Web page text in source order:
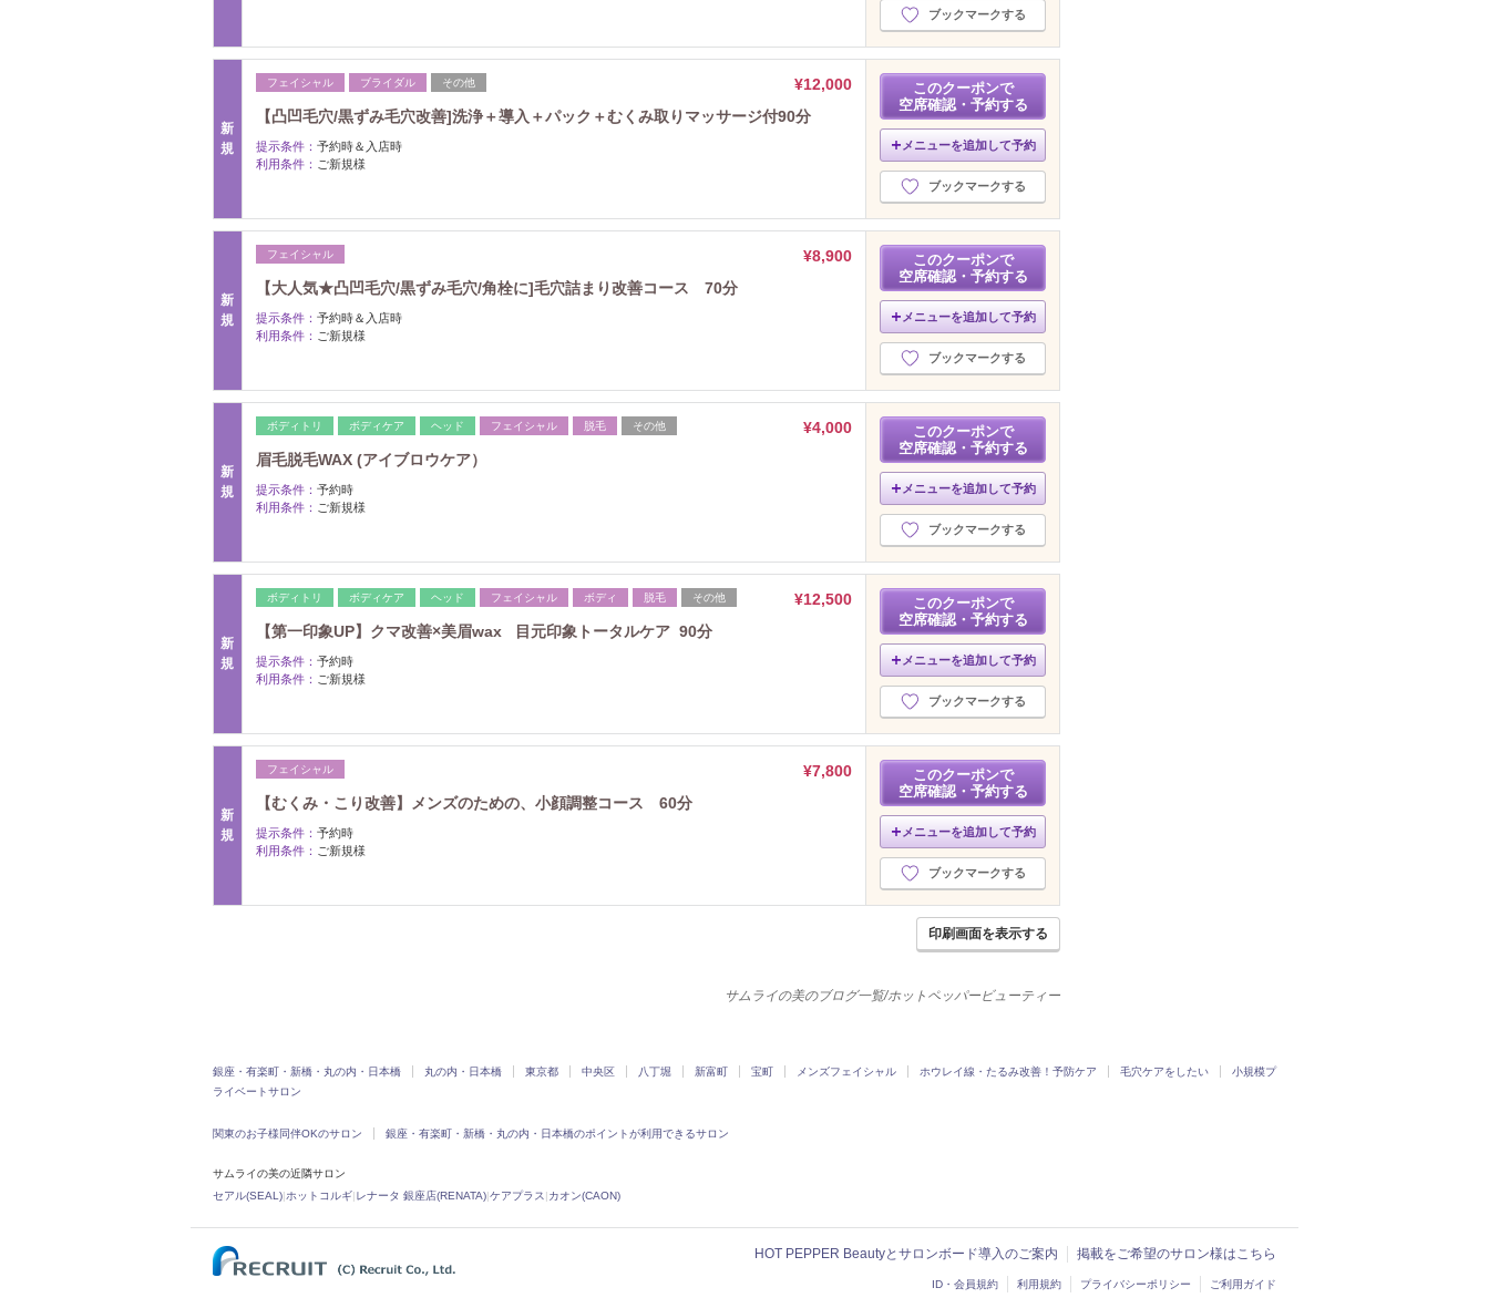
ブックマークする
新
規
フェイシャル ブライダル その他
¥12,000
【凸凹毛穴/黒ずみ毛穴改善]洗浄＋導入＋パック＋むくみ取りマッサージ付90分
提示条件： 予約時＆入店時
利用条件： ご新規様
このクーポンで
空席確認・予約する
メニューを追加して予約
ブックマークする
新
規
フェイシャル
¥8,900
【大人気★凸凹毛穴/黒ずみ毛穴/角栓に]毛穴詰まり改善コース 70分
提示条件： 予約時＆入店時
利用条件： ご新規様
このクーポンで
空席確認・予約する
メニューを追加して予約
ブックマークする
新
規
ボディトリ ボディケア ヘッド フェイシャル 脱毛 その他
¥4,000
眉毛脱毛WAX (アイブロウケア）
提示条件： 予約時
利用条件： ご新規様
このクーポンで
空席確認・予約する
メニューを追加して予約
ブックマークする
新
規
ボディトリ ボディケア ヘッド フェイシャル ボディ 脱毛 その他
¥12,500
【第一印象UP】クマ改善×美眉wax 目元印象トータルケア 90分
提示条件： 予約時
利用条件： ご新規様
このクーポンで
空席確認・予約する
メニューを追加して予約
ブックマークする
新
規
フェイシャル
¥7,800
【むくみ・こり改善】メンズのための、小顔調整コース 60分
提示条件： 予約時
利用条件： ご新規様
このクーポンで
空席確認・予約する
メニューを追加して予約
ブックマークする
印刷画面を表示する
サムライの美のブログ一覧/ホットペッパービューティー
銀座・有楽町・新橋・丸の内・日本橋 丸の内・日本橋 東京都 中央区 八丁堀 新富町 宝町 メンズフェイシャル ホウレイ線・たるみ改善！予防ケア 毛穴ケアをしたい
小規模プ
ライベートサロン
関東のお子様同伴OKのサロン 銀座・有楽町・新橋・丸の内・日本橋のポイントが利用できるサロン
サムライの美の近隣サロン
セアル(SEAL)|ホットコルギ|レナータ 銀座店(RENATA)|ケアプラス |カオン(CAON)
HOT PEPPER Beautyとサロンボード導入のご案内 掲載をご希望のサロン様はこちら
ID・会員規約 利用規約 プライバシーポリシー ご利用ガイド